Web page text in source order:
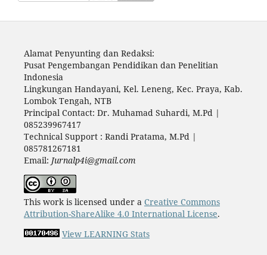
Alamat Penyunting dan Redaksi:
Pusat Pengembangan Pendidikan dan Penelitian
Indonesia
Lingkungan Handayani, Kel. Leneng, Kec. Praya, Kab.
Lombok Tengah, NTB
Principal Contact: Dr. Muhamad Suhardi, M.Pd |
085239967417
Technical Support : Randi Pratama, M.Pd |
085781267181
Email: Jurnalp4i@gmail.com
This work is licensed under a Creative Commons
Attribution-ShareAlike 4.0 International License.
View LEARNING Stats